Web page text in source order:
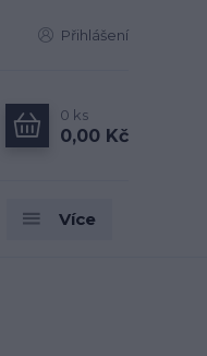
Přihlášení
0 ks
0,00 Kč
Více